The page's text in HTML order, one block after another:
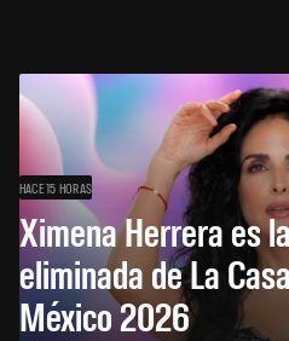
HACE 15 HORAS
Ximena Herrera es
eliminada de La
México 2026